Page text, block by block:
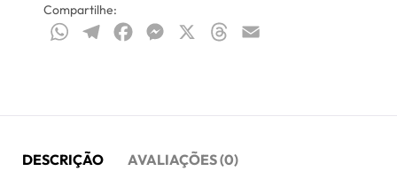
Compartilhe:
WhatsAppTelegramFacebookMessenger Threads
DESCRIÇÃO AVALIAÇÕES (0)